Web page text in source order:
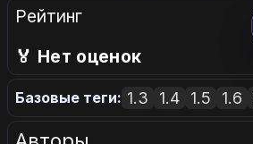
Рейтинг
🏅 Нет оценок
Базовые теги: 1.3 1.4 1.5 1.6